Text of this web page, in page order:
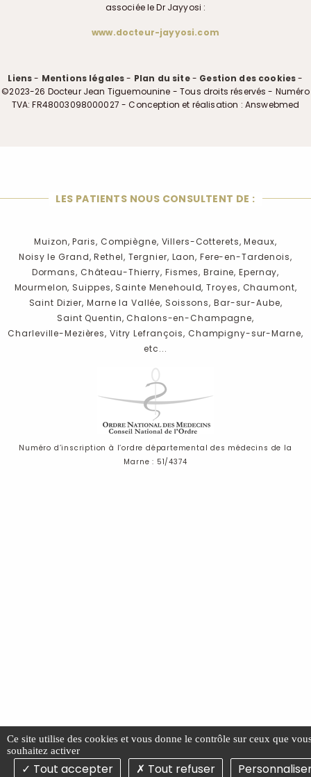
associée le Dr Jayyosi :
www.docteur-jayyosi.com
Liens- Mentions légales- Plan du site- Gestion des cookies-
©2023-26 Docteur Jean Tiguemounine - Tous droits réservés - Numéro
TVA: FR48003098000027 - Conception et réalisation : Answebmed
LES PATIENTS NOUS CONSULTENT DE :
Muizon, Paris, Compiègne, Villers-Cotterets, Meaux,
Noisy le Grand, Rethel, Tergnier, Laon, Fere-en-Tardenois,
Dormans, Château-Thierry, Fismes, Braine, Epernay,
Mourmelon, Suippes, Sainte Menehould, Troyes, Chaumont,
Saint Dizier, Marne la Vallée, Soissons, Bar-sur-Aube,
Saint Quentin, Chalons-en-Champagne,
Charleville-Mezières, Vitry Lefrançois, Champigny-sur-Marne,
etc...
Numéro d’inscription à l’ordre départemental des médecins de la
Marne : 51/4374
Ce site utilise des cookies et vous donne le contrôle sur ceux que
souhaitez activer
Tout accepter Tout refuser